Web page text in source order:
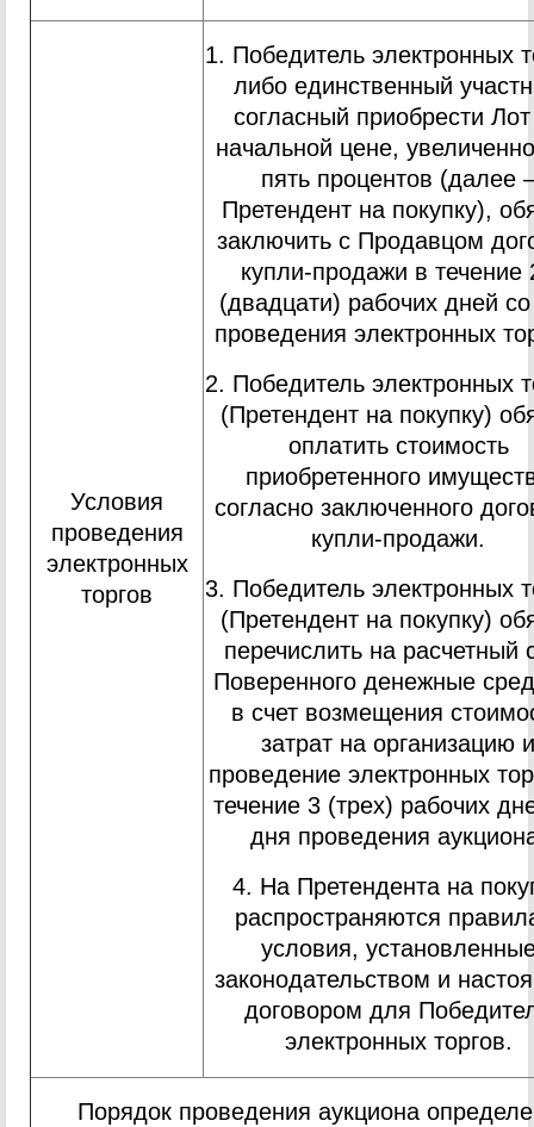
Условия
проведения
электронных
торгов
1. Победитель электронных
либо единственный
согласный приобрести
начальной цене,
пять процентов (далее
Претендент на покупку),
заключить с Продавцом
купли-продажи в течение
(двадцати) рабочих дней
проведения электронных
2. Победитель электронных
(Претендент на покупку)
оплатить стоимость
приобретенного
согласно заключенного
купли-продажи.
3. Победитель электронных
(Претендент на покупку)
перечислить на расчетный
Поверенного денежные
в счет возмещения
затрат на организацию и
проведение электронных
течение 3 (трех) рабочих
дня проведения
4. На Претендента на
распространяются
условия,
законодательством и
договором для
электронных торгов.
Порядок проведения аукциона